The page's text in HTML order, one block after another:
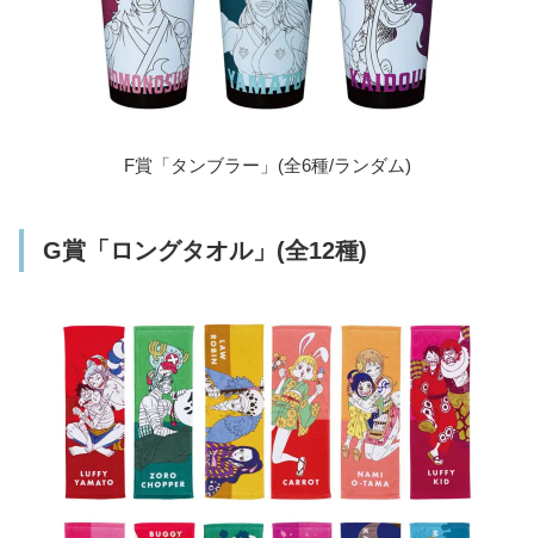
F賞「タンブラー」(全6種/ランダム)
G賞「ロングタオル」(全12種)